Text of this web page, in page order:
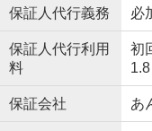
保証人代行義務 必
保証人代行利用
料
初
保証会社 あ